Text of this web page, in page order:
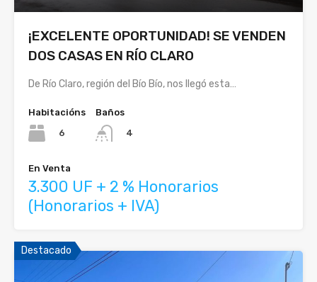
¡EXCELENTE OPORTUNIDAD! SE VENDEN
DOS CASAS EN RÍO CLARO
De Río Claro, región del Bío Bío, nos llegó esta…
Habitacións
6
Baños
4
En Venta
3.300 UF + 2 % Honorarios
(Honorarios + IVA)
Destacado